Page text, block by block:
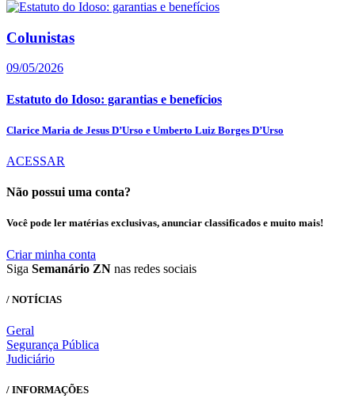
Colunistas
09/05/2026
Estatuto do Idoso: garantias e benefícios
Clarice Maria de Jesus D’Urso e Umberto Luiz Borges D’Urso
ACESSAR
Não possui uma conta?
Você pode ler matérias exclusivas, anunciar classificados e muito mais!
Criar minha conta
Siga Semanário ZN nas redes sociais
/ NOTÍCIAS
Geral
Segurança Pública
Judiciário
/ INFORMAÇÕES